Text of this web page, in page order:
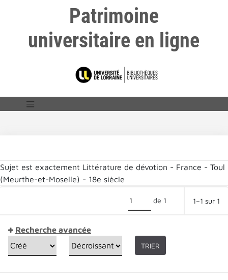
Patrimoine
universitaire en ligne
Sujet est exactement Littérature de dévotion - France - Toul
(Meurthe-et-Moselle) - 18e siècle
de 1 1–1 sur 1
Recherche avancée
TRIER